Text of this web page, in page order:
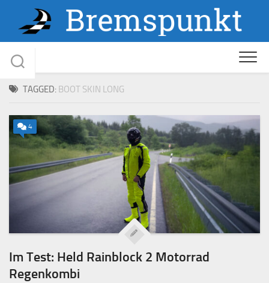
content
TAGGED: BOOT SKIN LONG
4
Im Test: Held Rainblock 2 Motorrad
Regenkombi